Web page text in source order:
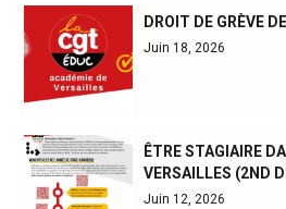
DROIT DE GRÈVE
Juin 18, 2026
ÊTRE STAGIAIRE
VERSAILLES (2ND
Juin 12, 2026